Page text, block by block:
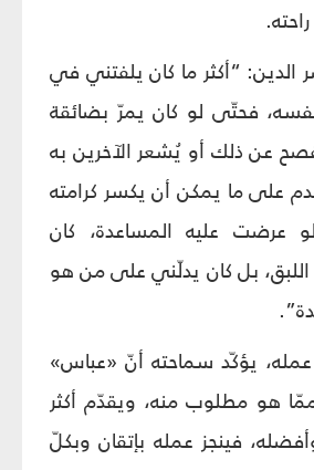
الدين: “أكثر ما كان يلفتني في
فحتّى لو كان يمرّ بضائقة
عن ذلك أو يُشعر الآخرين به
على ما يمكن أن يكسر كرامته
عرضت عليه المساعدة، كان
بل كان يدلّني على من هو
يؤكّد سماحته أنّ «عباس»
هو مطلوب منه، ويقدّم أكثر
فينجز عمله بإتقان وبكلّ